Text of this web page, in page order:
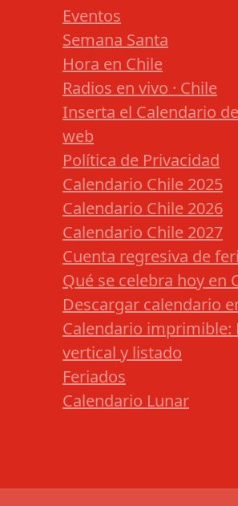
Eventos
Semana Santa
Hora en Chile
Radios en vivo · Chile
Inserta el Calendario
web
Política de Privacidad
Calendario Chile 2025
Calendario Chile 2026
Calendario Chile 2027
Cuenta regresiva de
Qué se celebra hoy en
Descargar calendario
Calendario imprimible:
vertical y listado
Feriados
Calendario Lunar